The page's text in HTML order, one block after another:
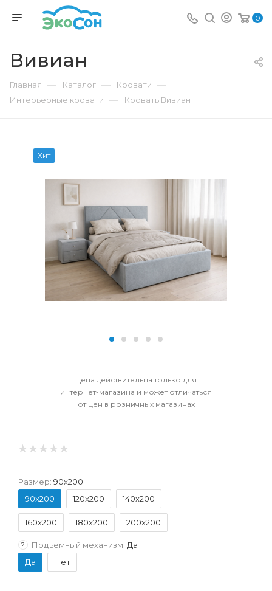
0
Вивиан
Главная — Каталог — Кровати —
Интерьерные кровати — Кровать Вивиан
Хит
Цена действительна только для
интернет-магазина и может отличаться
от цен в розничных магазинах
Размер: 90x200
90x200
120x200 140x200
160x200 180x200 200x200
? Подъемный механизм: Да
Да
Нет